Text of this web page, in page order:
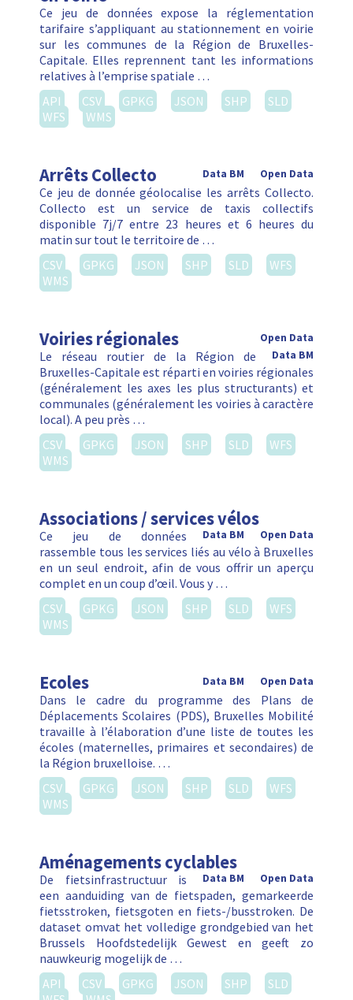
Ce jeu de données expose la réglementation
tarifaire s’appliquant au stationnement en voirie
sur les communes de la Région de Bruxelles-
Capitale. Elles reprennent tant les informations
relatives à l’emprise spatiale …
API
CSV GPKG JSON SHP
SLD
WFS
WMS
Arrêts Collecto Open Data
Data BM
Ce jeu de donnée géolocalise les arrêts Collecto.
Collecto est un service de taxis collectifs
disponible 7j/7 entre 23 heures et 6 heures du
matin sur tout le territoire de …
CSV
GPKG JSON SHP SLD
WFS
WMS
Voiries régionales
Open Data
Data BM
Le réseau routier de la Région de
Bruxelles-Capitale est réparti en voiries régionales
(généralement les axes les plus structurants) et
communales (généralement les voiries à caractère
local). A peu près …
CSV
GPKG JSON SHP SLD
WFS
WMS
Associations / services vélos
Open Data
Data BM
Ce jeu de données
rassemble tous les services liés au vélo à Bruxelles
en un seul endroit, afin de vous offrir un aperçu
complet en un coup d’œil. Vous y …
CSV
GPKG JSON SHP SLD
WFS
WMS
Ecoles Open Data
Data BM
Dans le cadre du programme des Plans de
Déplacements Scolaires (PDS), Bruxelles Mobilité
travaille à l’élaboration d’une liste de toutes les
écoles (maternelles, primaires et secondaires) de
la Région bruxelloise. …
CSV
GPKG JSON SHP SLD
WFS
WMS
Aménagements cyclables
Open Data
Data BM
De fietsinfrastructuur is
een aanduiding van de fietspaden, gemarkeerde
fietsstroken, fietsgoten en fiets-/busstroken. De
dataset omvat het volledige grondgebied van het
Brussels Hoofdstedelijk Gewest en geeft zo
nauwkeurig mogelijk de …
API
CSV GPKG JSON SHP
SLD